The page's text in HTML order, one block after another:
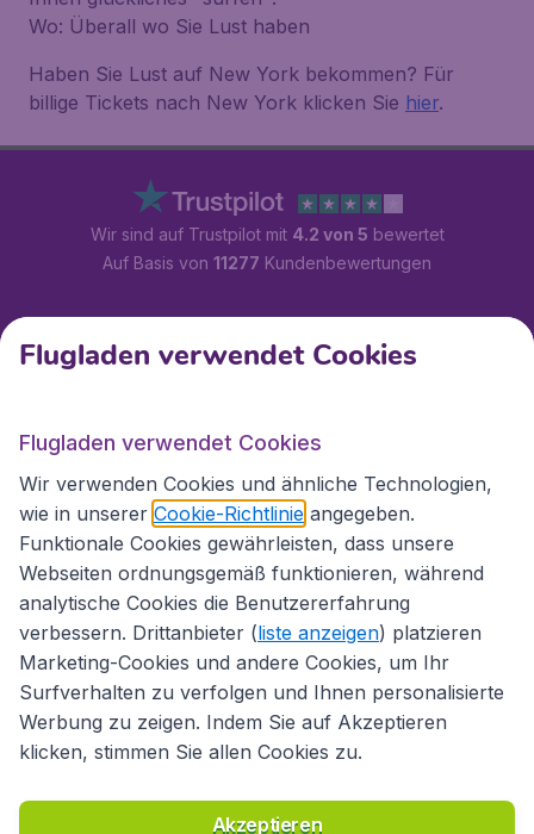
Wo: Überall wo Sie Lust haben
Haben Sie Lust auf New York bekommen? Für
billige Tickets nach New York klicken Sie hier.
Wir sind auf Trustpilot mit 4.2 von 5 bewertet
Auf Basis von 11277 Kundenbewertungen
Kundenservice
Flugladen.at
Internationale Webseiten
Richtlinien und Bedingungen
Haftungsausschluss
Flugladen verwendet Cookies
Flugladen verwendet Cookies
Wir verwenden Cookies und ähnliche Technologien,
wie in unserer Cookie-Richtlinie angegeben.
Funktionale Cookies gewährleisten, dass unsere
Webseiten ordnungsgemäß funktionieren, während
analytische Cookies die Benutzererfahrung
verbessern. Drittanbieter (liste anzeigen) platzieren
Marketing-Cookies und andere Cookies, um Ihr
Surfverhalten zu verfolgen und Ihnen personalisierte
Werbung zu zeigen. Indem Sie auf Akzeptieren
klicken, stimmen Sie allen Cookies zu.
Akzeptieren